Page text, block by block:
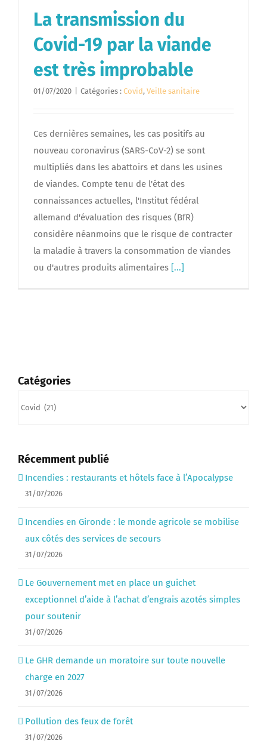
La transmission du
Covid-19 par la viande
est très improbable
01/07/2020 Catégories : Covid, Veille sanitaire
Ces dernières semaines, les cas positifs au
nouveau coronavirus (SARS-CoV-2) se sont
multipliés dans les abattoirs et dans les usines
de viandes. Compte tenu de l'état des
connaissances actuelles, l'Institut fédéral
allemand d'évaluation des risques (BfR)
considère néanmoins que le risque de contracter
la maladie à travers la consommation de viandes
ou d'autres produits alimentaires [...]
Catégories
Récemment publié
Incendies : restaurants et hôtels face à l’Apocalypse
31/07/2026
Incendies en Gironde : le monde agricole se mobilise
aux côtés des services de secours
31/07/2026
Le Gouvernement met en place un guichet
exceptionnel d’aide à l’achat d’engrais azotés simples
pour soutenir
31/07/2026
Le GHR demande un moratoire sur toute nouvelle
charge en 2027
31/07/2026
Pollution des feux de forêt
31/07/2026